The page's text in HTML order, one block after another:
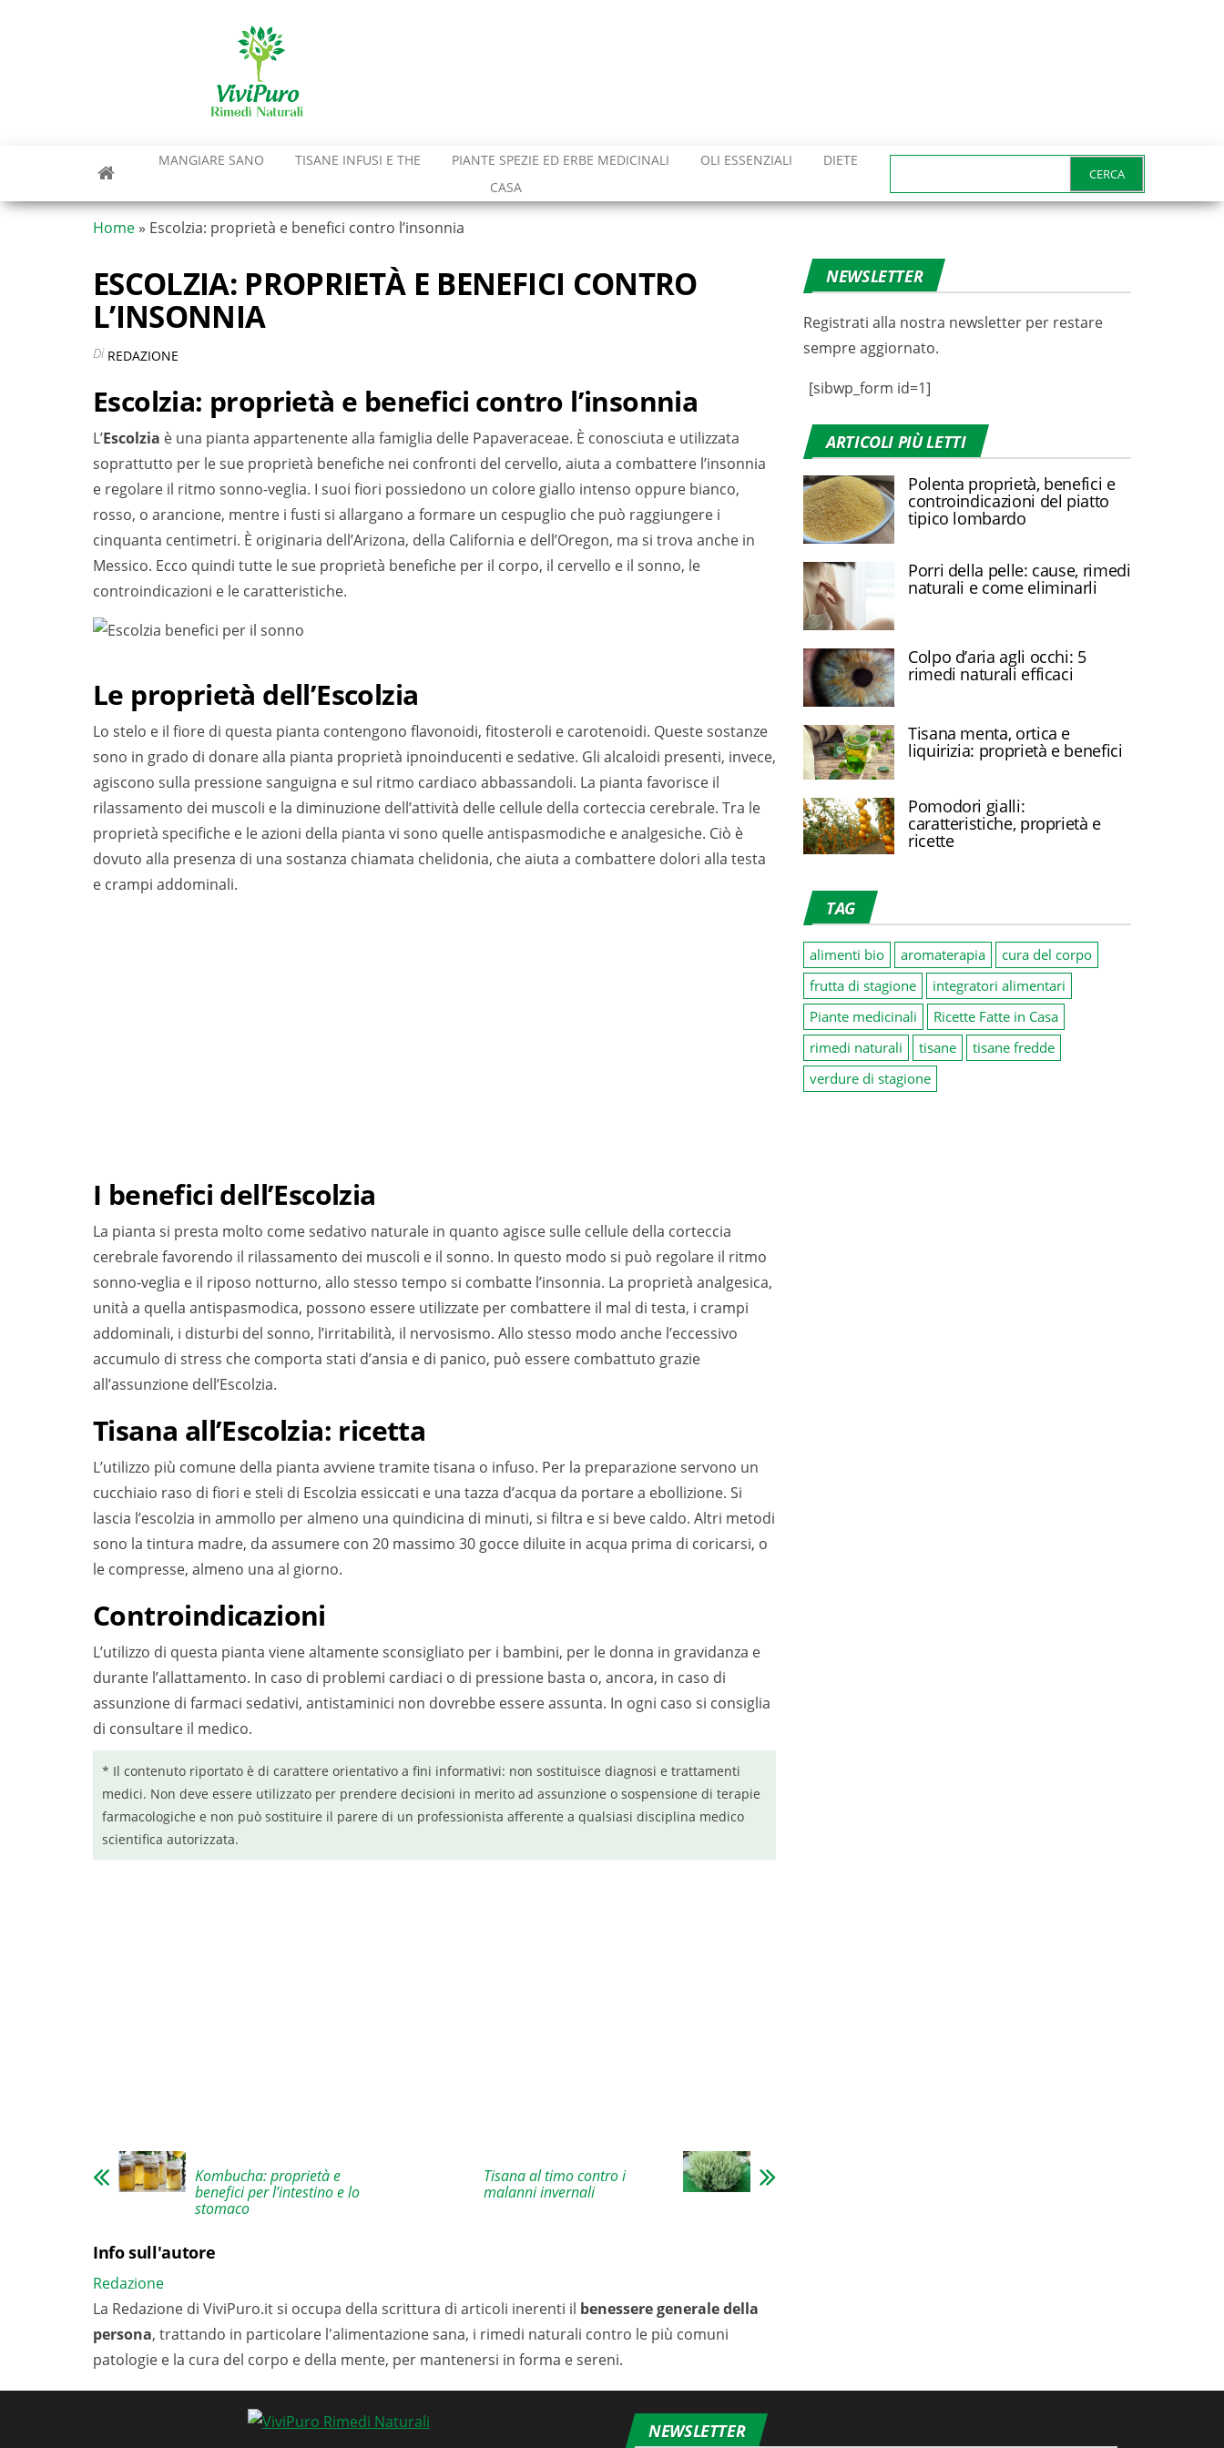
MANGIARE SANO TISANE INFUSI E THE PIANTE SPEZIE ED ERBE MEDICINALI OLI ESSENZIALI
DIETE
CASA
per:
Home » Escolzia: proprietà e benefici contro l’insonnia
ESCOLZIA: PROPRIETÀ E BENEFICI CONTRO
L’INSONNIA
Di REDAZIONE
Escolzia: proprietà e benefici contro l’insonnia
L’Escolzia è una pianta appartenente alla famiglia delle Papaveraceae. È conosciuta e utilizzata
soprattutto per le sue proprietà benefiche nei confronti del cervello, aiuta a combattere l’insonnia
e regolare il ritmo sonno-veglia. I suoi fiori possiedono un colore giallo intenso oppure bianco,
rosso, o arancione, mentre i fusti si allargano a formare un cespuglio che può raggiungere i
cinquanta centimetri. È originaria dell’Arizona, della California e dell’Oregon, ma si trova anche in
Messico. Ecco quindi tutte le sue proprietà benefiche per il corpo, il cervello e il sonno, le
controindicazioni e le caratteristiche.
Le proprietà dell’Escolzia
Lo stelo e il fiore di questa pianta contengono flavonoidi, fitosteroli e carotenoidi. Queste sostanze
sono in grado di donare alla pianta proprietà ipnoinducenti e sedative. Gli alcaloidi presenti, invece,
agiscono sulla pressione sanguigna e sul ritmo cardiaco abbassandoli. La pianta favorisce il
rilassamento dei muscoli e la diminuzione dell’attività delle cellule della corteccia cerebrale. Tra le
proprietà specifiche e le azioni della pianta vi sono quelle antispasmodiche e analgesiche. Ciò è
dovuto alla presenza di una sostanza chiamata chelidonia, che aiuta a combattere dolori alla testa
e crampi addominali.
I benefici dell’Escolzia
La pianta si presta molto come sedativo naturale in quanto agisce sulle cellule della corteccia
cerebrale favorendo il rilassamento dei muscoli e il sonno. In questo modo si può regolare il ritmo
sonno-veglia e il riposo notturno, allo stesso tempo si combatte l’insonnia. La proprietà analgesica,
unità a quella antispasmodica, possono essere utilizzate per combattere il mal di testa, i crampi
addominali, i disturbi del sonno, l’irritabilità, il nervosismo. Allo stesso modo anche l’eccessivo
accumulo di stress che comporta stati d’ansia e di panico, può essere combattuto grazie
all’assunzione dell’Escolzia.
Tisana all’Escolzia: ricetta
L’utilizzo più comune della pianta avviene tramite tisana o infuso. Per la preparazione servono un
cucchiaio raso di fiori e steli di Escolzia essiccati e una tazza d’acqua da portare a ebollizione. Si
lascia l’escolzia in ammollo per almeno una quindicina di minuti, si filtra e si beve caldo. Altri metodi
sono la tintura madre, da assumere con 20 massimo 30 gocce diluite in acqua prima di coricarsi, o
le compresse, almeno una al giorno.
Controindicazioni
L’utilizzo di questa pianta viene altamente sconsigliato per i bambini, per le donna in gravidanza e
durante l’allattamento. In caso di problemi cardiaci o di pressione basta o, ancora, in caso di
assunzione di farmaci sedativi, antistaminici non dovrebbe essere assunta. In ogni caso si consiglia
di consultare il medico.
* Il contenuto riportato è di carattere orientativo a fini informativi: non sostituisce diagnosi e trattamenti
medici. Non deve essere utilizzato per prendere decisioni in merito ad assunzione o sospensione di terapie
farmacologiche e non può sostituire il parere di un professionista afferente a qualsiasi disciplina medico
scientifica autorizzata.
Kombucha: proprietà e
benefici per l’intestino e lo
stomaco
Tisana al timo contro i
malanni invernali
Info sull'autore
Redazione
La Redazione di ViviPuro.it si occupa della scrittura di articoli inerenti il benessere generale della
persona, trattando in particolare l'alimentazione sana, i rimedi naturali contro le più comuni
patologie e la cura del corpo e della mente, per mantenersi in forma e sereni.
NEWSLETTER
Registrati alla nostra newsletter per restare
sempre aggiornato.
[sibwp_form id=1]
ARTICOLI PIÙ LETTI
Polenta proprietà, benefici e
controindicazioni del piatto
tipico lombardo
Porri della pelle: cause, rimedi
naturali e come eliminarli
Colpo d’aria agli occhi: 5
rimedi naturali efficaci
Tisana menta, ortica e
liquirizia: proprietà e benefici
Pomodori gialli:
caratteristiche, proprietà e
ricette
TAG
alimenti bio aromaterapia
cura del corpo
frutta di stagione
integratori alimentari
Piante medicinali
Ricette Fatte in Casa
rimedi naturali
tisane
tisane fredde
verdure di stagione
NEWSLETTER